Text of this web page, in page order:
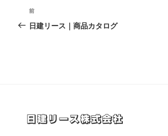
投
稿
シ
前
の
前
日建リース｜商品カタログ
日建リース株式会社